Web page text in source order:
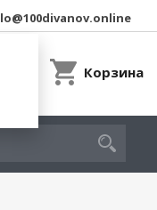
Корзина